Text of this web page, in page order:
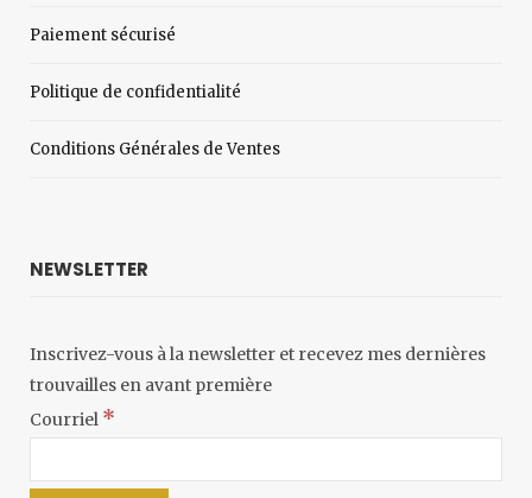
Paiement sécurisé
Politique de confidentialité
Conditions Générales de Ventes
NEWSLETTER
Inscrivez-vous à la newsletter et recevez mes dernières
trouvailles en avant première
Courriel *